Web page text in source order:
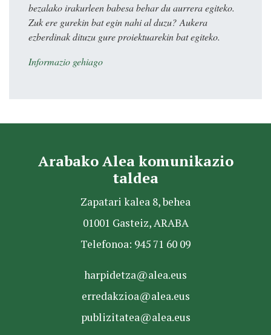
bezalako irakurleen babesa behar du aurrera egiteko.
Zuk ere gurekin bat egin nahi al duzu? Aukera
ezberdinak dituzu gure proiektuarekin bat egiteko.
Informazio gehiago
Arabako Alea komunikazio
taldea
Zapatari kalea 8, behea
01001 Gasteiz, ARABA
Telefonoa: 945 71 60 09
harpidetza@alea.eus
erredakzioa@alea.eus
publizitatea@alea.eus